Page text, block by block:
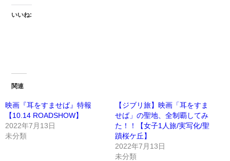
いいね:
関連
映画『耳をすませば』特報
【10.14 ROADSHOW】
2022年7月13日
未分類
【ジブリ旅】映画「耳をすま
せば」の聖地、全制覇してみ
た！！【女子1人旅/実写化/聖
蹟桜ケ丘】
2022年7月13日
未分類